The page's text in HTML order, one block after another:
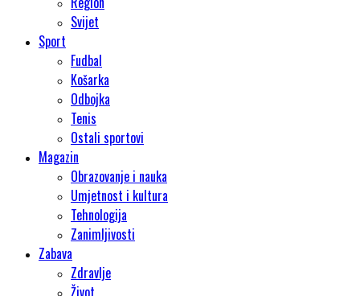
Svijet
Sport
Fudbal
Košarka
Odbojka
Tenis
Ostali sportovi
Magazin
Obrazovanje i nauka
Umjetnost i kultura
Tehnologija
Zanimljivosti
Zabava
Zdravlje
Život